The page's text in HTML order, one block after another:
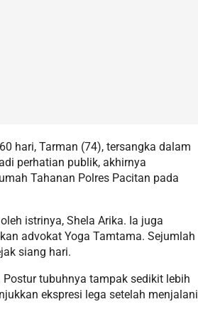
hari, Tarman (74), tersangka dalam
perhatian publik, akhirnya
Tahanan Polres Pacitan pada
istrinya, Shela Arika. Ia juga
advokat Yoga Tamtama. Sejumlah
siang hari.
tubuhnya tampak sedikit lebih
ekspresi lega setelah menjalani